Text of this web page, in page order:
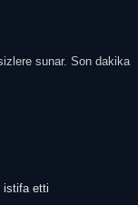
sunar. Son dakika
istifa etti